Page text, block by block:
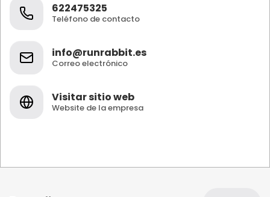
622475325
Teléfono de contacto
info@runrabbit.es
Correo electrónico
Visitar sitio web
Website de la empresa